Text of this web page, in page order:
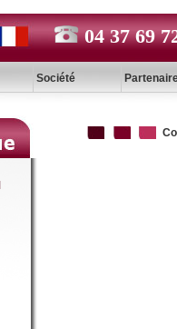
04 37 69
Société